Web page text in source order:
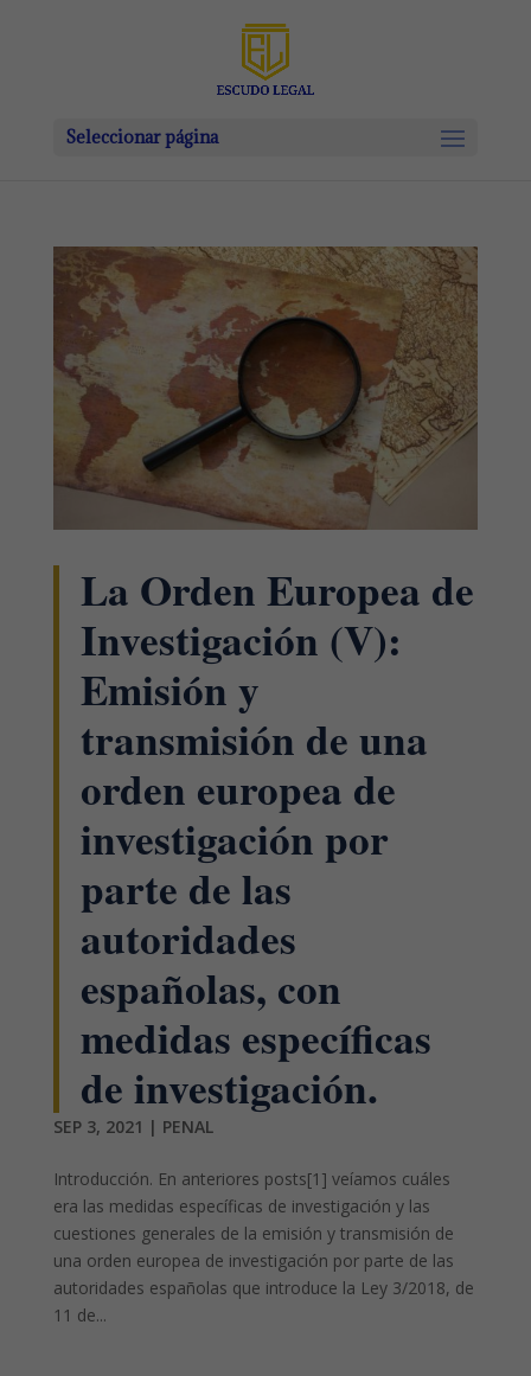
Seleccionar página
La Orden Europea de
Investigación (V):
Emisión y
transmisión de una
orden europea de
investigación por
parte de las
autoridades
españolas, con
medidas específicas
de investigación.
SEP 3, 2021 | PENAL
Introducción. En anteriores posts[1] veíamos cuáles
era las medidas específicas de investigación y las
cuestiones generales de la emisión y transmisión de
una orden europea de investigación por parte de las
autoridades españolas que introduce la Ley 3/2018, de
11 de...